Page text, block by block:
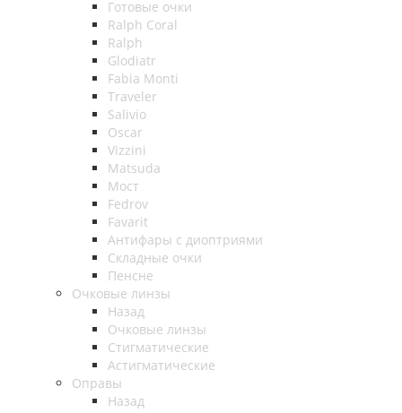
Готовые очки
Ralph Coral
Ralph
Glodiatr
Fabia Monti
Traveler
Salivio
Oscar
Vizzini
Matsuda
Мост
Fedrov
Favarit
Антифары с диоптриями
Складные очки
Пенсне
Очковые линзы
Назад
Очковые линзы
Стигматические
Астигматические
Оправы
Назад